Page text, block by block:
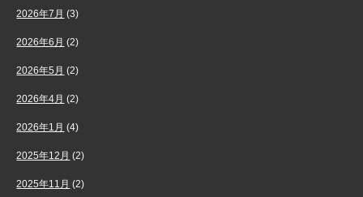
2026年7月 (3)
2026年6月 (2)
2026年5月 (2)
2026年4月 (2)
2026年1月 (4)
2025年12月 (2)
2025年11月 (2)